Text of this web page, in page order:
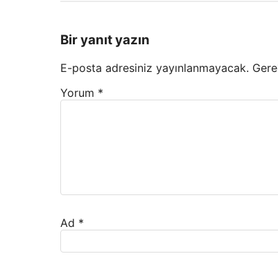
Bir yanıt yazın
E-posta adresiniz yayınlanmayacak.
Yorum *
Ad *